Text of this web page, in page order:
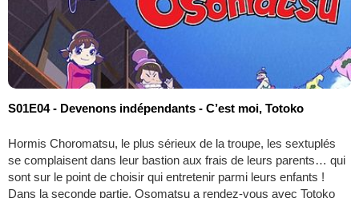
S01E04 - Devenons indépendants - C’est moi, Totoko
Hormis Choromatsu, le plus sérieux de la troupe, les sextuplés
se complaisent dans leur bastion aux frais de leurs parents… qui
sont sur le point de choisir qui entretenir parmi leurs enfants !
Dans la seconde partie, Osomatsu a rendez-vous avec Totoko